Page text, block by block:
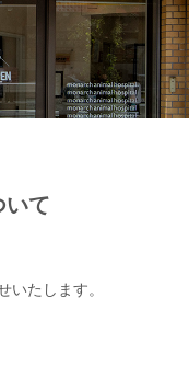
て
いたします。